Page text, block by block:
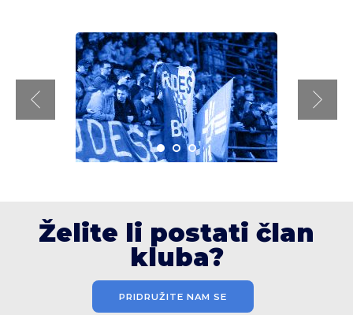
Želite li postati član
kluba?
PRIDRUŽITE NAM SE